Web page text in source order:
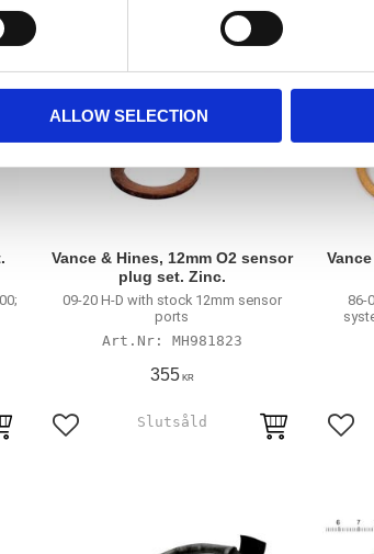
ALLOW SELECTION
Vance & Hines, 12mm O2 sensor
plug set. Zinc.
09-20 H-D with stock 12mm sensor
ports
MH981823
355KR
Lägg till i favoriter
86-